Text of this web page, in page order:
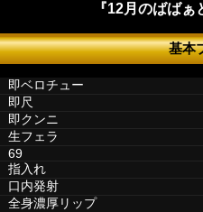
『12月のばばぁ
基本
即ベロチュー
即尺
即クンニ
生フェラ
69
指入れ
口内発射
全身濃厚リップ